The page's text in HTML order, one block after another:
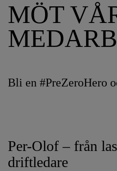
MÖT
Bli en #PreZeroHero
Per-Olof – från
driftledare